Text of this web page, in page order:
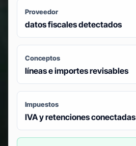
Proveedor
datos fiscales detectados
Conceptos
líneas e importes revisables
Impuestos
IVA y retenciones conectadas